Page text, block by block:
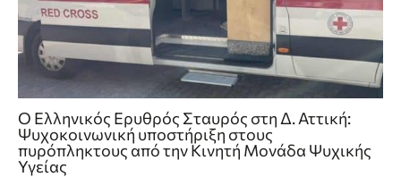
Ο Ελληνικός Ερυθρός Σταυρός στη Δ. Αττική:
Ψυχοκοινωνική υποστήριξη στους
πυρόπληκτους από την Κινητή Μονάδα Ψυχικής
Υγείας